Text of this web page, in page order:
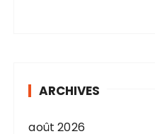
ARCHIVES
août 2026